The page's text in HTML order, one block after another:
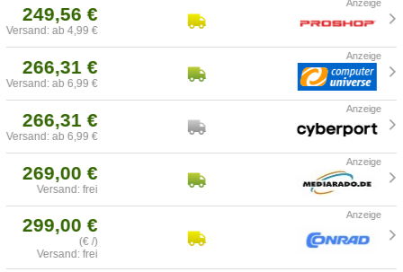
249,56 €
Versand: ab 4,99 €
266,31 €
Versand: ab 6,99 €
266,31 €
Versand: ab 6,99 €
269,00 €
Versand: frei
299,00 €
(€ /)
Versand: frei